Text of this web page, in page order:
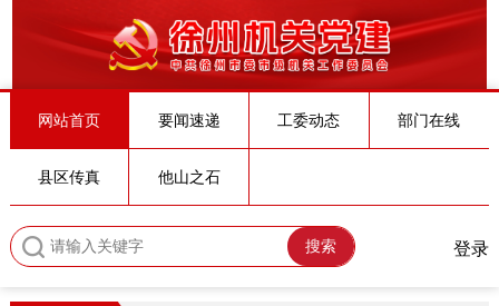
网站首页 要闻速递 工委动态 部门在线
县区传真 他山之石
搜索 登录